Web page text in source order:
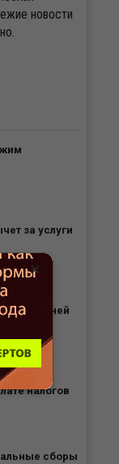
новости
за услуги
нет и пеней
налогов
сборы
×